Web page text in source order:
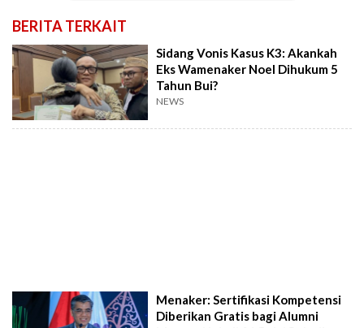
BERITA TERKAIT
Sidang Vonis Kasus K3: Akankah
Eks Wamenaker Noel Dihukum 5
Tahun Bui?
NEWS
Menaker: Sertifikasi Kompetensi
Diberikan Gratis bagi Alumni